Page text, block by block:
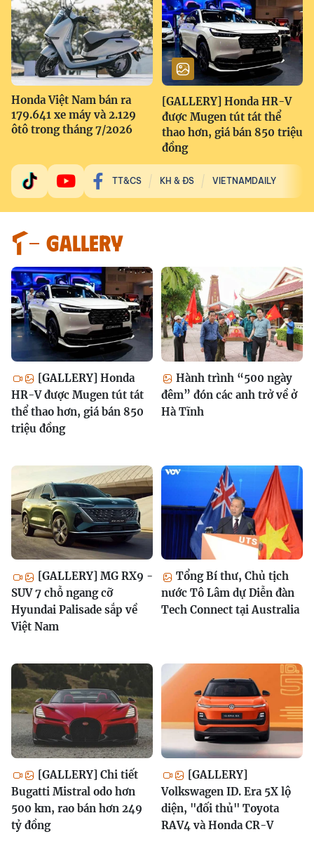
Honda Việt Nam bán ra
179.641 xe máy và 2.129
ôtô trong tháng 7/2026
[GALLERY] Honda HR-V
được Mugen tút tát thể
thao hơn, giá bán 850 triệu
đồng
TT&CS KH & ĐS VIETNAMDAILY
GALLERY
[GALLERY] Honda
HR-V được Mugen tút tát
thể thao hơn, giá bán 850
triệu đồng
Hành trình “500 ngày
đêm” đón các anh trở về ở
Hà Tĩnh
[GALLERY] MG RX9 -
SUV 7 chỗ ngang cỡ
Hyundai Palisade sắp về
Việt Nam
Tổng Bí thư, Chủ tịch
nước Tô Lâm dự Diễn đàn
Tech Connect tại Australia
[GALLERY] Chi tiết
Bugatti Mistral odo hơn
500 km, rao bán hơn 249
tỷ đồng
[GALLERY]
Volkswagen ID. Era 5X lộ
diện, "đối thủ" Toyota
RAV4 và Honda CR-V